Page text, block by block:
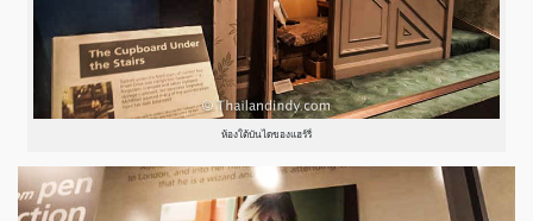
ห้องใต้บันไดของแฮร์รี่